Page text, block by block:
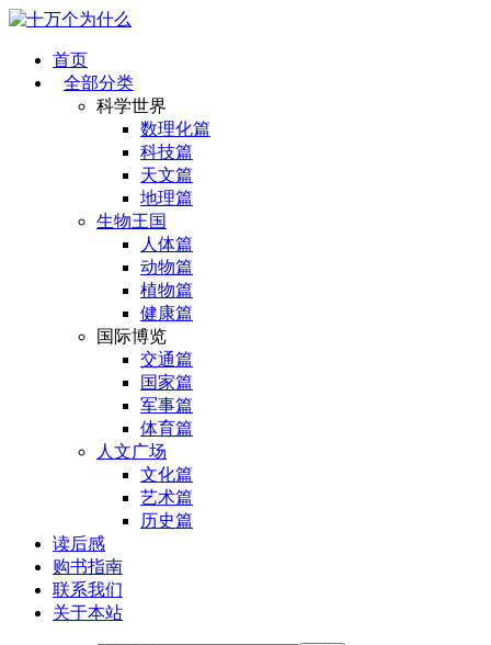
首页
全部分类
科学世界
数理化篇
科技篇
天文篇
地理篇
生物王国
人体篇
动物篇
植物篇
健康篇
国际博览
交通篇
国家篇
军事篇
体育篇
人文广场
文化篇
艺术篇
历史篇
读后感
购书指南
联系我们
关于本站